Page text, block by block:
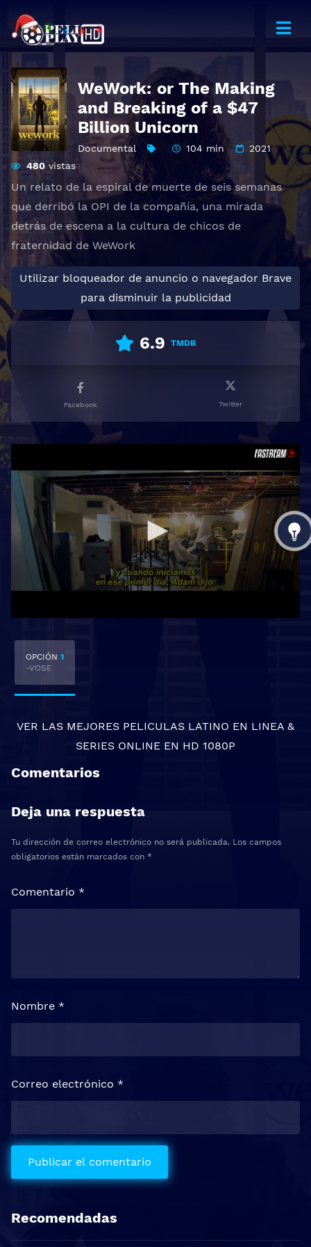
WeWork: or The Making
and Breaking of a $47
Billion Unicorn
Documental 104 min
2021
480 vistas
Un relato de la espiral de muerte de seis semanas
que derribó la OPI de la compañía, una mirada
detrás de escena a la cultura de chicos de
fraternidad de WeWork
Utilizar bloqueador de anuncio o navegador Brave
para disminuir la publicidad
6.9 TMDB
Facebook Twitter
OPCIÓN 1
-VOSE
VER LAS MEJORES PELICULAS LATINO EN LINEA &
SERIES ONLINE EN HD 1080P
Comentarios
Deja una respuesta
Tu dirección de correo electrónico no será publicada. Los campos
obligatorios están marcados con *
Comentario *
Nombre *
Correo electrónico *
Recomendadas